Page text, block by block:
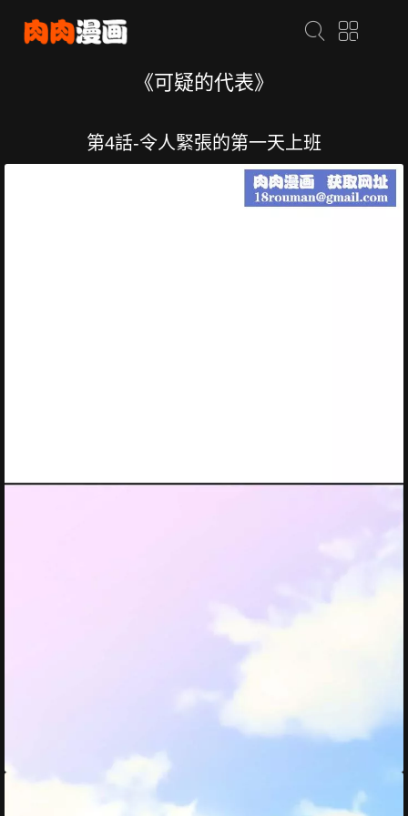
《可疑的代表》
第4話-令人緊張的第一天上班